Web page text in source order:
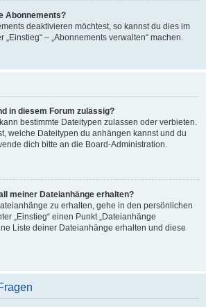
Abonnements?
deaktivieren möchtest, so kannst du dies im
– „Abonnements verwalten“ machen.
in diesem Forum zulässig?
bestimmte Dateitypen zulassen oder verbieten.
welche Dateitypen du anhängen kannst und du
dich bitte an die Board-Administration.
meiner Dateianhänge erhalten?
zu erhalten, gehe in den persönlichen
„Einstieg“ einen Punkt „Dateianhänge
Liste deiner Dateianhänge erhalten und diese